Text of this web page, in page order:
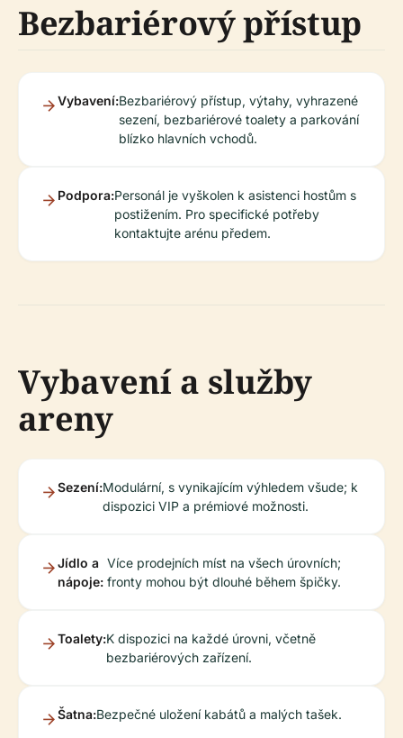
Bezbariérový přístup
Vybavení:Bezbariérový přístup, výtahy, vyhrazené
sezení, bezbariérové toalety a parkování
blízko hlavních vchodů.
Podpora:Personál je vyškolen k asistenci hostům s
postižením. Pro specifické potřeby
kontaktujte arénu předem.
Vybavení a služby
areny
Sezení:Modulární, s vynikajícím výhledem všude; k
dispozici VIP a prémiové možnosti.
Jídlo a
nápoje:
Více prodejních míst na všech úrovních;
fronty mohou být dlouhé během špičky.
Toalety:K dispozici na každé úrovni, včetně
bezbariérových zařízení.
Šatna:Bezpečné uložení kabátů a malých tašek.